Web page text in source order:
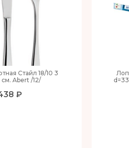
Стайл 18/10 3
см. Abert /12/
₽